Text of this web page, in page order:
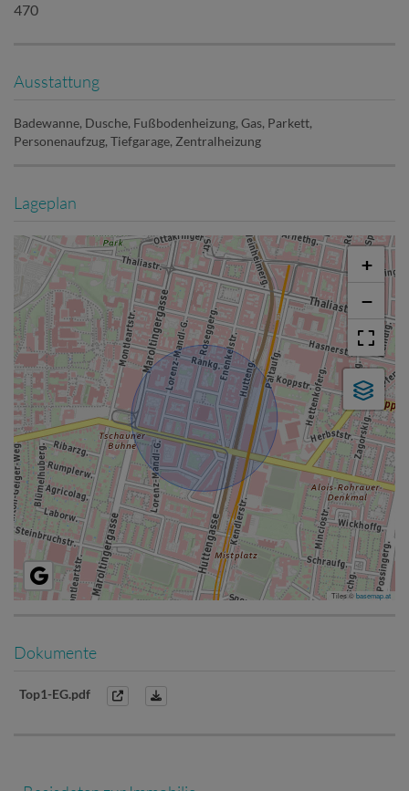
470
Ausstattung
Badewanne Dusche Fußbodenheizung Gas Parkett
Personenaufzug Tiefgarage Zentralheizung
Lageplan
+
−
Tiles ©basemap.at
Dokumente
Top1-EG.pdf